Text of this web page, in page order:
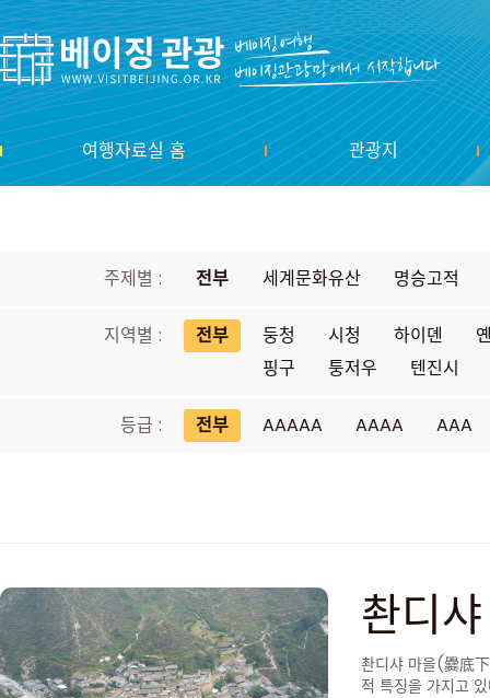
여행자료실 홈 관광지
주제별 : 전부 세계문화유산 명승고적
지역별 : 전부 둥청 시청 하이뎬
핑구
퉁저우 텐진시
등급 : 전부 AAAAA AAAA AAA
촨디
촨디샤 마을(爨底
적 특징을 가지고